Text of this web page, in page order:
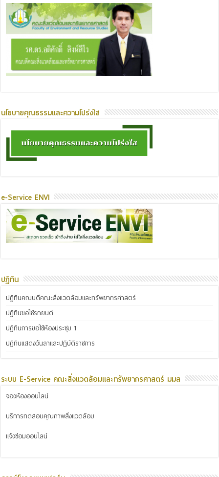
นโยบายคุณธรรมและความโปร่งใส
e-Service ENVI
ปฏิทิน
ปฏิทินคณบดีคณะสิ่งแวดล้อมและทรัพยากรศาสตร์
ปฏิทินขอใช้รถยนต์
ปฏิทินการขอใช้ห้องประชุม 1
ปฏิทินแสดงวันลาและปฏิบัติราชการ
ระบบ E-Service คณะสิ่งแวดล้อมและทรัพยากรศาสตร์ มมส
จองห้องออนไลน์
บริการทดสอบคุณภาพสิ่งแวดล้อม
แจ้งซ่อมออนไลน์